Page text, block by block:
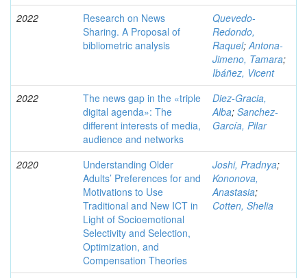
2022
Research on News
Sharing. A Proposal of
bibliometric analysis
Quevedo-
Redondo,
Raquel;Antona-
Jimeno, Tamara;
Ibáñez, Vicent
2022
The news gap in the «triple
digital agenda»: The
different interests of media,
audience and networks
Diez-Gracia,
Alba; Sanchez-
García, Pilar
2020
Understanding Older
Adults’ Preferences for and
Motivations to Use
Traditional and New ICT in
Light of Socioemotional
Selectivity and Selection,
Optimization, and
Compensation Theories
Joshi, Pradnya;
Kononova,
Anastasia;
Cotten, Shelia